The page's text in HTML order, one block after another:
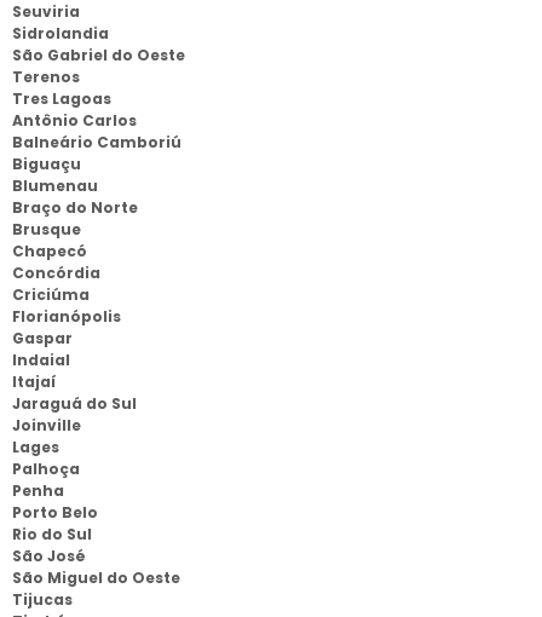
Seuviria
Sidrolandia
São Gabriel do Oeste
Terenos
Tres Lagoas
Antônio Carlos
Balneário Camboriú
Biguaçu
Blumenau
Braço do Norte
Brusque
Chapecó
Concórdia
Criciúma
Florianópolis
Gaspar
Indaial
Itajaí
Jaraguá do Sul
Joinville
Lages
Palhoça
Penha
Porto Belo
Rio do Sul
São José
São Miguel do Oeste
Tijucas